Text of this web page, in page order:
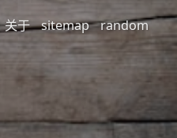
关于 sitemap random